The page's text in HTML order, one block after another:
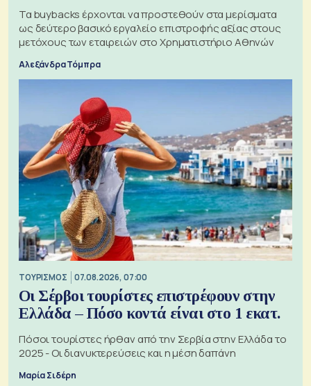
Τα buybacks έρχονται να προστεθούν στα μερίσματα
ως δεύτερο βασικό εργαλείο επιστροφής αξίας στους
μετόχους των εταιρειών στο Χρηματιστήριο Αθηνών
Αλεξάνδρα Τόμπρα
ΤΟΥΡΙΣΜΟΣ 07.08.2026, 07:00
Οι Σέρβοι τουρίστες επιστρέφουν στην
Ελλάδα – Πόσο κοντά είναι στο 1 εκατ.
Πόσοι τουρίστες ήρθαν από την Σερβία στην Ελλάδα το
2025 - Οι διανυκτερεύσεις και η μέση δαπάνη
Μαρία Σιδέρη